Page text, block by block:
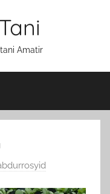
Amatir